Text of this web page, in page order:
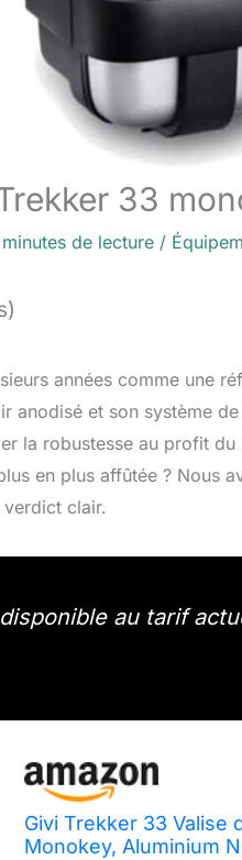
33
de lecture /
années comme une
anodisé et son système
la robustesse au profit
en plus affûtée ? Nous
clair.
au tarif
Givi Trekker 33 Valise
Monokey, Aluminium